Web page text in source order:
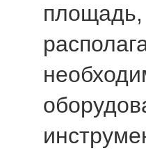
площадь,